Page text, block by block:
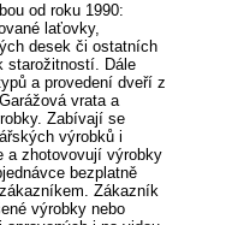
od roku 1990:
laťovky,
desek či ostatních
starožitností. Dále
a provedení dveří z
vrata a
Zabívají se
výrobků i
a zhotovovují výrobky
bezplatně
Zákazník
výrobky nebo